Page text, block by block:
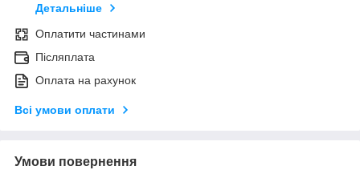
Детальніше
Оплатити частинами
Післяплата
Оплата на рахунок
Всі умови оплати
Умови повернення